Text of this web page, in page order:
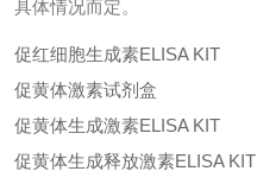
具体情况而定。
促红细胞生成素ELISA KIT
促黄体激素试剂盒
促黄体生成激素ELISA KIT
促黄体生成释放激素ELISA KIT